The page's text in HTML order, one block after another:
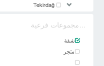
Tekirdağ
...مجموعات فرعية
شقة
متجر